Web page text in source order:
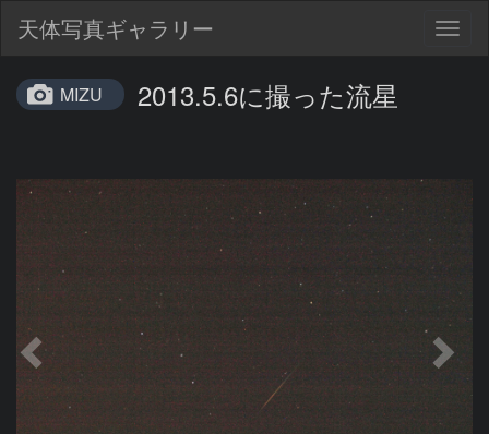
天体写真ギャラリー
MIZU 2013.5.6に撮った流星